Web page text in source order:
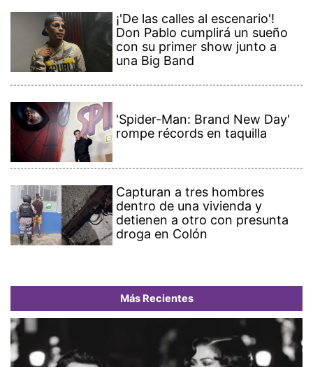
¡'De las calles al escenario'!
Don Pablo cumplirá un sueño
con su primer show junto a
una Big Band
'Spider-Man: Brand New Day'
rompe récords en taquilla
Capturan a tres hombres
dentro de una vivienda y
detienen a otro con presunta
droga en Colón
Más Recientes